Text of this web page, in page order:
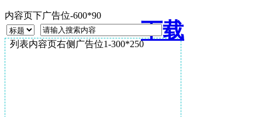
下载
内容页下广告位-600*90
列表内容页右侧广告位1-300*250